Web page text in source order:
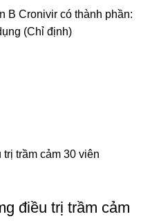
B Cronivir có thành phần:
(Chỉ định)
điều trị trầm cảm